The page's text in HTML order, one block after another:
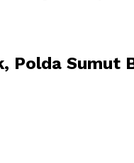
Polda Sumut